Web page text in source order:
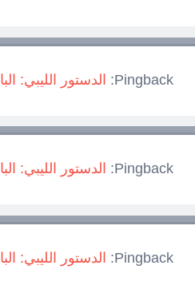
Pingback: الدستور الليبي:
Pingback: الدستور الليبي:
Pingback: الدستور الليبي: